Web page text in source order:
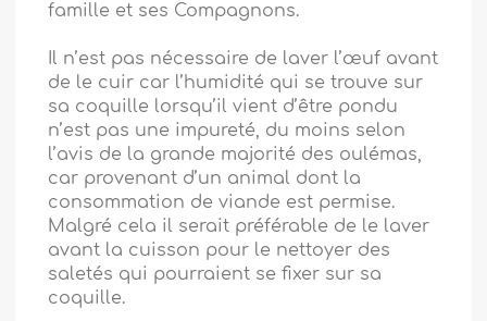
famille et ses Compagnons.
Il n’est pas nécessaire de laver l’œuf avant
de le cuir car l’humidité qui se trouve sur
sa coquille lorsqu’il vient d’être pondu
n’est pas une impureté, du moins selon
l’avis de la grande majorité des oulémas,
car provenant d’un animal dont la
consommation de viande est permise.
Malgré cela il serait préférable de le laver
avant la cuisson pour le nettoyer des
saletés qui pourraient se fixer sur sa
coquille.